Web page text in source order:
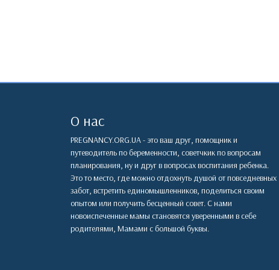
О нас
PREGNANCY.ORG.UA - это ваш друг, помощник и
путеводитель по беременности, советчкик по вопросам
планирования, ну и друг в вопросах воспитания ребенка.
Это то место, где можно отдохнуть душой от повседневных
забот, встретить единомышленников, поделиться своим
опытом или получить бесценный совет. С нами
новоиспеченные мамы становятся уверенными в себе
родителями, Мамами с большой буквы.